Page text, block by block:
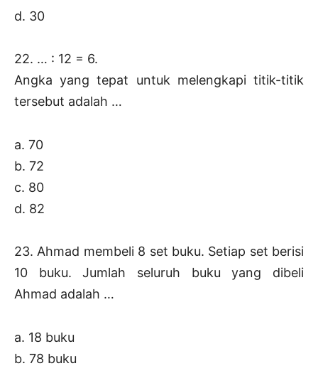
d. 30
22. … : 12 = 6.
Angka yang tepat untuk melengkapi titik-titik
tersebut adalah …
a. 70
b. 72
c. 80
d. 82
23. Ahmad membeli 8 set buku. Setiap set berisi
10 buku. Jumlah seluruh buku yang dibeli
Ahmad adalah …
a. 18 buku
b. 78 buku